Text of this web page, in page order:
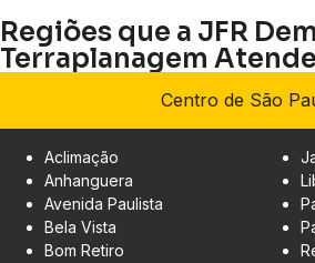
Regiões que a JFR
Terraplanagem Atende
Centro de São
Aclimação
Anhanguera
Avenida Paulista
Bela Vista
Bom Retiro